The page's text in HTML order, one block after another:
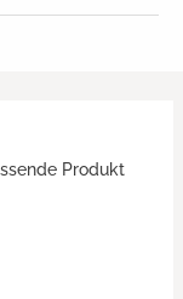
Produkt